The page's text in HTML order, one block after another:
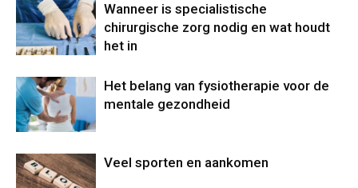
Wanneer is specialistische
chirurgische zorg nodig en wat houdt
het in
Het belang van fysiotherapie voor de
mentale gezondheid
Veel sporten en aankomen